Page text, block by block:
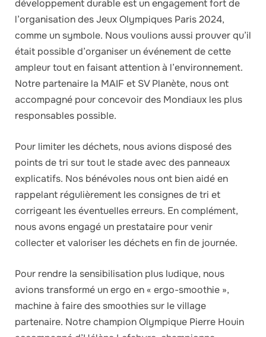
développement durable est un engagement fort de
l’organisation des Jeux Olympiques Paris 2024,
comme un symbole. Nous voulions aussi prouver qu’il
était possible d’organiser un événement de cette
ampleur tout en faisant attention à l’environnement.
Notre partenaire la MAIF et SV Planète, nous ont
accompagné pour concevoir des Mondiaux les plus
responsables possible.
Pour limiter les déchets, nous avions disposé des
points de tri sur tout le stade avec des panneaux
explicatifs. Nos bénévoles nous ont bien aidé en
rappelant régulièrement les consignes de tri et
corrigeant les éventuelles erreurs. En complément,
nous avons engagé un prestataire pour venir
collecter et valoriser les déchets en fin de journée.
Pour rendre la sensibilisation plus ludique, nous
avions transformé un ergo en « ergo-smoothie »,
machine à faire des smoothies sur le village
partenaire. Notre champion Olympique Pierre Houin